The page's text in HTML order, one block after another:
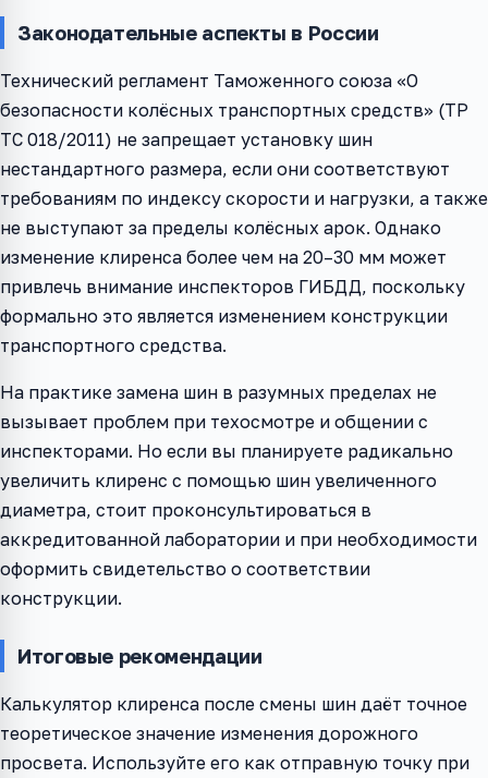
Законодательные аспекты в России
Технический регламент Таможенного союза «О
безопасности колёсных транспортных средств» (ТР
ТС 018/2011) не запрещает установку шин
нестандартного размера, если они соответствуют
требованиям по индексу скорости и нагрузки, а также
не выступают за пределы колёсных арок. Однако
изменение клиренса более чем на 20–30 мм может
привлечь внимание инспекторов ГИБДД, поскольку
формально это является изменением конструкции
транспортного средства.
На практике замена шин в разумных пределах не
вызывает проблем при техосмотре и общении с
инспекторами. Но если вы планируете радикально
увеличить клиренс с помощью шин увеличенного
диаметра, стоит проконсультироваться в
аккредитованной лаборатории и при необходимости
оформить свидетельство о соответствии
конструкции.
Итоговые рекомендации
Калькулятор клиренса после смены шин даёт точное
теоретическое значение изменения дорожного
просвета. Используйте его как отправную точку при